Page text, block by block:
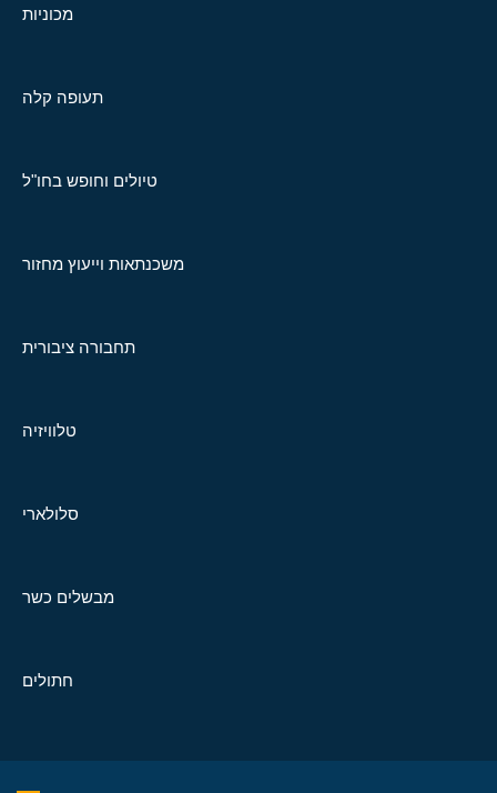
מכוניות
תעופה קלה
טיולים וחופש בחו"ל
משכנתאות וייעוץ מחזור
תחבורה ציבורית
טלוויזיה
סלולארי
מבשלים כשר
חתולים